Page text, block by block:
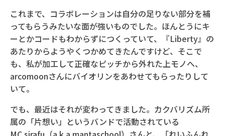
これまで、コラボレーションは自分の足りない部分を補
ってもらうみたいな面が強いものでした。ほんとうにキ
ーとかコードもわからずにつくっていて、『Liberty』の
あたりからようやくつかめてきたんですけど、そこで
も、私が加工して正確なピッチから外れた上モノへ、
arcomoonさんにバイオリンをあわせてもらったりして
いて。
でも、最近はそれが変わってきました。カクバリズム所
属の「片想い」というバンドで活動されている